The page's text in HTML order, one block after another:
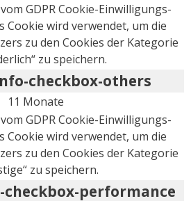
GDPR Cookie-Einwilligungs-
Cookie wird verwendet, um die
zu den Cookies der Kategorie
zu speichern.
checkbox-others
11 Monate
GDPR Cookie-Einwilligungs-
Cookie wird verwendet, um die
zu den Cookies der Kategorie
zu speichern.
performance